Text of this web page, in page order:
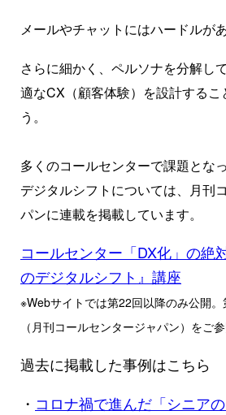
メールやチャットにはハードルが
さらに細かく、ペルソナを分解し
適なCX（顧客体験）を設計するこ
う。
多くのコールセンターで課題とな
デジタルシフトについては、月刊
パンに連載を掲載しています。
コールセンター「DX化」の
のデジタルシフト』講座
※Webサイトでは第22回以降のみ公開
（月刊コールセンタージャパン）をご
過去に掲載した事例はこちら
・ コロナ禍で進んだ「シニア